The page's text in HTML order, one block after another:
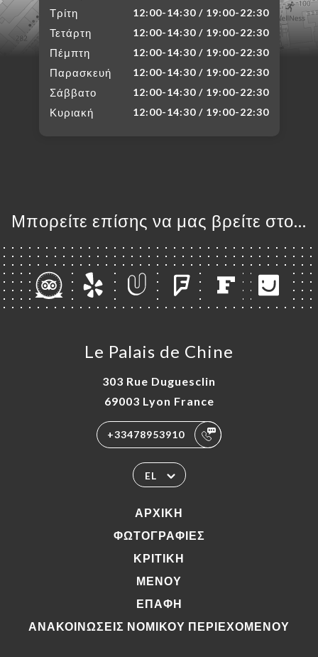
Τρίτη 12:00-14:30 / 19:00-22:30
Τετάρτη 12:00-14:30 / 19:00-22:30
Πέμπτη 12:00-14:30 / 19:00-22:30
Παρασκευή 12:00-14:30 / 19:00-22:30
Σάββατο 12:00-14:30 / 19:00-22:30
Κυριακή 12:00-14:30 / 19:00-22:30
Μπορείτε επίσης να μας βρείτε στο...
Le Palais de Chine
303 Rue Duguesclin
69003 Lyon France
+33478953910
EL
ΑΡΧΙΚΉ
ΦΩΤΟΓΡΑΦΊΕΣ
ΚΡΙΤΙΚΉ
ΜΕΝΟΎ
ΕΠΑΦΉ
ΑΝΑΚΟΙΝΏΣΕΙΣ ΝΟΜΙΚΟΎ ΠΕΡΙΕΧΟΜΈΝΟΥ